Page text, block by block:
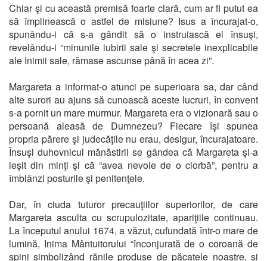
Chiar şi cu această premisă foarte clară, cum ar fi putut ea
să împlinească o astfel de misiune? Isus a încurajat-o,
spunându-i că s-a gândit să o instruiască el însuşi,
revelându-i “minunile iubirii sale şi secretele inexplicabile
ale Inimii sale, rămase ascunse până în acea zi”.
Margareta a informat-o atunci pe superioara sa, dar când
alte surori au ajuns să cunoască aceste lucruri, în convent
s-a pornit un mare murmur. Margareta era o vizionară sau o
persoană aleasă de Dumnezeu? Fiecare îşi spunea
propria părere şi judecăţile nu erau, desigur, încurajatoare.
Însuşi duhovnicul mănăstirii se gândea că Margareta şi-a
ieşit din minţi şi că “avea nevoie de o ciorbă”, pentru a
îmblânzi posturile şi penitenţele.
Dar, în ciuda tuturor precauţiilor superiorilor, de care
Margareta asculta cu scrupulozitate, apariţiile continuau.
La începutul anului 1674, a văzut, cufundată într-o mare de
lumină, Inima Mântuitorului “înconjurată de o coroană de
spini simbolizând rănile produse de păcatele noastre, şi